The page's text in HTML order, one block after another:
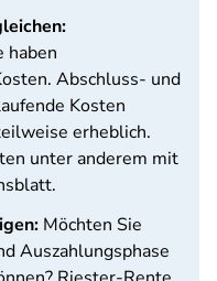
haben
Abschluss- und
Kosten
erheblich.
unter anderem mit
Möchten Sie
Auszahlungsphase